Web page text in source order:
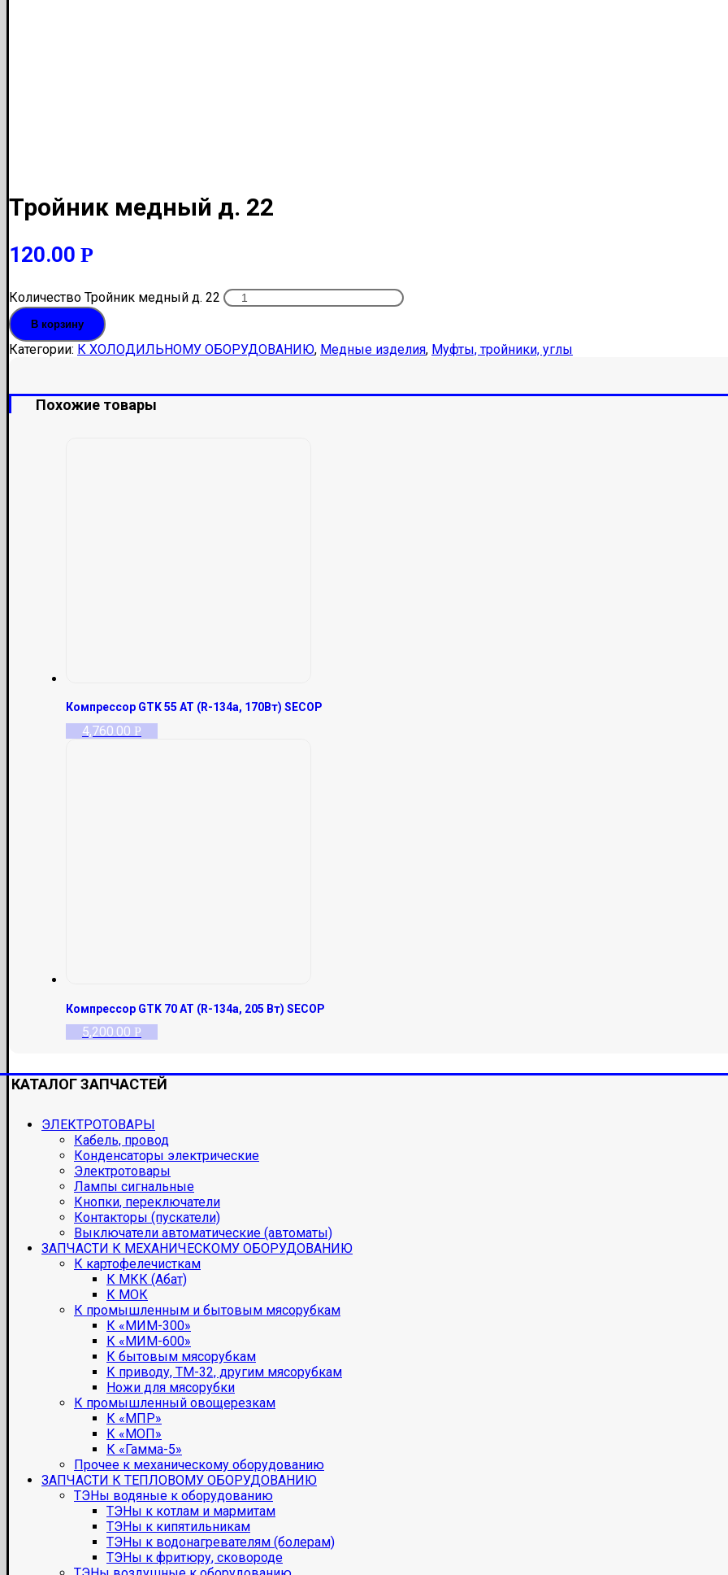
Тройник медный д. 22
120.00 Р
Количество Тройник медный д. 22
В корзину
Категории: К ХОЛОДИЛЬНОМУ ОБОРУДОВАНИЮ, Медные изделия, Муфты, тройники, углы
Похожие товары
Компрессор GTK 55 AT (R-134a, 170Вт) SECOP
4,760.00 Р
Компрессор GTK 70 AT (R-134a, 205 Вт) SECOP
5,200.00 Р
КАТАЛОГ ЗАПЧАСТЕЙ
ЭЛЕКТРОТОВАРЫ
Кабель, провод
Конденсаторы электрические
Электротовары
Лампы сигнальные
Кнопки, переключатели
Контакторы (пускатели)
Выключатели автоматические (автоматы)
ЗАПЧАСТИ К МЕХАНИЧЕСКОМУ ОБОРУДОВАНИЮ
К картофелечисткам
К МКК (Абат)
К МОК
К промышленным и бытовым мясорубкам
К «МИМ-300»
К «МИМ-600»
К бытовым мясорубкам
К приводу, ТМ-32, другим мясорубкам
Ножи для мясорубки
К промышленный овощерезкам
К «МПР»
К «МОП»
К «Гамма-5»
Прочее к механическому оборудованию
ЗАПЧАСТИ К ТЕПЛОВОМУ ОБОРУДОВАНИЮ
ТЭНы водяные к оборудованию
ТЭНы к котлам и мармитам
ТЭНы к кипятильникам
ТЭНы к водонагревателям (болерам)
ТЭНы к фритюру, сковороде